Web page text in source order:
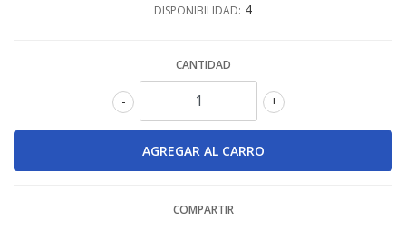
DISPONIBILIDAD: 4
CANTIDAD
+
-
COMPARTIR